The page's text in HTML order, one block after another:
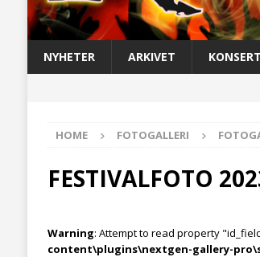
NYHETER ARKIVET
HOME FOTOGALLERI
FESTIVALFOTO
Warning: Attempt to read property
content\plugins\nextgen-gallery-